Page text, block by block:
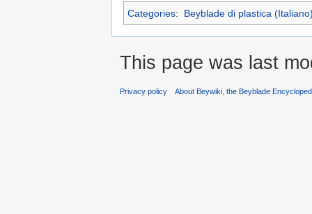
Categories: Beyblade di plastica
This page was last
Privacy policy About Beywiki, the Beyblade